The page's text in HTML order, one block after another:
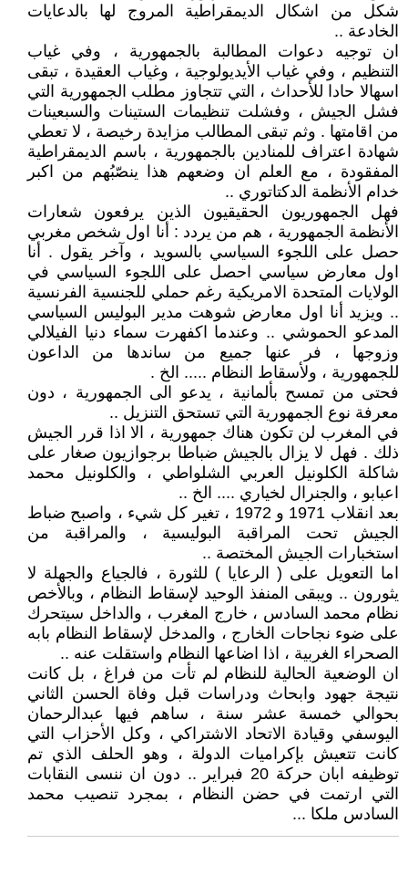
شكل من اشكال الديمقراطية المروج لها بالدعايات
الخادعة ..
ان توجيه دعوات المطالبة بالجمهورية ، وفي غياب
التنظيم ، وفي غياب الأيديولوجية ، وغياب العقيدة ، تبقى
اسهالا حادا للأحداث ، التي تتجاوز مطلب الجمهورية التي
فشل الجيش ، وفشلت تنظيمات الستينات والسبعينات
من اقامتها . وثم تبقى المطالب مزايدة رخيصة ، لا تعطي
شهادة اعتراف للمنادين بالجمهورية ، باسم الديمقراطية
المفقودة ، مع العلم ان وضعهم هذا ينصّبُهم من اكبر
خدام الأنظمة الدكتاتوري ..
فهل الجمهوريون الحقيقيون الذين يرفعون شعارات
الأنظمة الجمهورية ، هم من يردد : أنا اول شخص مغربي
حصل على اللجوء السياسي بالسويد ، وآخر يقول . أنا
اول معارض سياسي احصل على اللجوء السياسي في
الولايات المتحدة الامريكية رغم حملي للجنسية الفرنسية
.. ويزيد أنا اول معارض شوهت مدير البوليس السياسي
المدعو الحموشي .. وعندما اكفهرت سماء دنيا الفيلالي
وزوجها ، فر عنها جميع من ساندها من الداعون
للجمهورية ، ولأسقاط النظام ..... الخ .
فحتى من تمسح بألمانية ، يدعو الى الجمهورية ، دون
معرفة نوع الجمهورية التي تستحق التنزيل ..
في المغرب لن تكون هناك جمهورية ، الا اذا قرر الجيش
ذلك . فهل لا يزال بالجيش ضباطا برجوازيون صغار على
شاكلة الكلونيل العربي الشلواطي ، والكلونيل محمد
اعبابو ، والجنرال لخياري .... الخ ..
بعد انقلاب 1971 و 1972 ، تغير كل شيء ، واصبح ضباط
الجيش تحت المراقبة البوليسية ، والمراقبة من
استخبارات الجيش المختصة ..
اما التعويل على ( الرعايا ) للثورة ، فالجياع والجهلة لا
يثورون .. ويبقى المنفذ الوحيد لإسقاط النظام ، وبالأخص
نظام محمد السادس ، خارج المغرب ، والداخل سيتحرك
على ضوء نجاحات الخارج ، والمدخل لإسقاط النظام بابه
الصحراء الغربية ، اذا اضاعها النظام واستقلت عنه ..
ان الوضعية الحالية للنظام لم تأت من فراغ ، بل كانت
نتيجة جهود وابحاث ودراسات قبل وفاة الحسن الثاني
بحوالي خمسة عشر سنة ، ساهم فيها عبدالرحمان
اليوسفي وقيادة الاتحاد الاشتراكي ، وكل الأحزاب التي
كانت تتعيش بإكراميات الدولة ، وهو الحلف الذي تم
توظيفه ابان حركة 20 فبراير .. دون ان ننسى النقابات
التي ارتمت في حضن النظام ، بمجرد تنصيب محمد
السادس ملكا ...